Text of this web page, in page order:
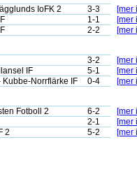
IoFK 2 3-3
[mer
1-1
[mer
2-2 [mer
3-2
[mer
IF 5-1
[mer
Kubbe-Norrflärke IF 0-4 [mer
Fotboll 2 6-2
[mer
2-1
[mer
2 5-2 [mer